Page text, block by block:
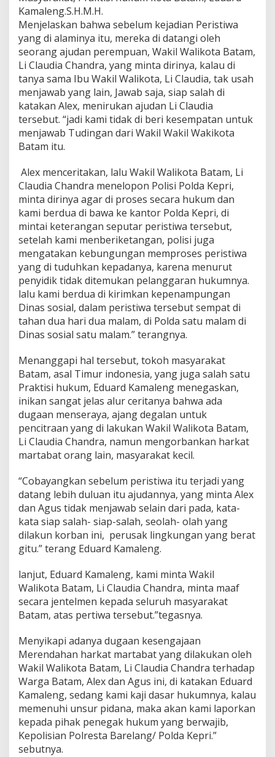
Kamaleng.S.H.M.H.
Menjelaskan bahwa sebelum kejadian Peristiwa
yang di alaminya itu, mereka di datangi oleh
seorang ajudan perempuan, Wakil Walikota Batam,
Li Claudia Chandra, yang minta dirinya, kalau di
tanya sama Ibu Wakil Walikota, Li Claudia, tak usah
menjawab yang lain, Jawab saja, siap salah di
katakan Alex, menirukan ajudan Li Claudia
tersebut. “jadi kami tidak di beri kesempatan untuk
menjawab Tudingan dari Wakil Wakil Wakikota
Batam itu.
Alex menceritakan, lalu Wakil Walikota Batam, Li
Claudia Chandra menelopon Polisi Polda Kepri,
minta dirinya agar di proses secara hukum dan
kami berdua di bawa ke kantor Polda Kepri, di
mintai keterangan seputar peristiwa tersebut,
setelah kami menberiketangan, polisi juga
mengatakan kebungungan memproses peristiwa
yang di tuduhkan kepadanya, karena menurut
penyidik tidak ditemukan pelanggaran hukumnya.
lalu kami berdua di kirimkan kepenampungan
Dinas sosial, dalam peristiwa tersebut sempat di
tahan dua hari dua malam, di Polda satu malam di
Dinas sosial satu malam.” terangnya.
Menanggapi hal tersebut, tokoh masyarakat
Batam, asal Timur indonesia, yang juga salah satu
Praktisi hukum, Eduard Kamaleng menegaskan,
inikan sangat jelas alur ceritanya bahwa ada
dugaan menseraya, ajang degalan untuk
pencitraan yang di lakukan Wakil Walikota Batam,
Li Claudia Chandra, namun mengorbankan harkat
martabat orang lain, masyarakat kecil.
“Cobayangkan sebelum peristiwa itu terjadi yang
datang lebih duluan itu ajudannya, yang minta Alex
dan Agus tidak menjawab selain dari pada, kata-
kata siap salah- siap-salah, seolah- olah yang
dilakun korban ini, perusak lingkungan yang berat
gitu.” terang Eduard Kamaleng.
lanjut, Eduard Kamaleng, kami minta Wakil
Walikota Batam, Li Claudia Chandra, minta maaf
secara jentelmen kepada seluruh masyarakat
Batam, atas pertiwa tersebut.”tegasnya.
Menyikapi adanya dugaan kesengajaan
Merendahan harkat martabat yang dilakukan oleh
Wakil Walikota Batam, Li Claudia Chandra terhadap
Warga Batam, Alex dan Agus ini, di katakan Eduard
Kamaleng, sedang kami kaji dasar hukumnya, kalau
memenuhi unsur pidana, maka akan kami laporkan
kepada pihak penegak hukum yang berwajib,
Kepolisian Polresta Barelang/ Polda Kepri.”
sebutnya.